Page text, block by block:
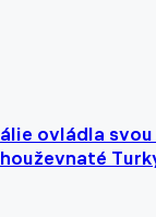
ovládla svou